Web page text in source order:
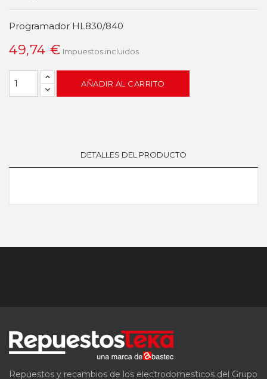
Programador HL830/840
49,74 € Impuestos incluidos
AÑADIR AL CARRITO
DETALLES DEL PRODUCTO
Repuestos y recambios de los electrodomesticos del Grupo